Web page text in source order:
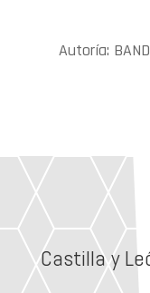
Autoría:
Castilla y